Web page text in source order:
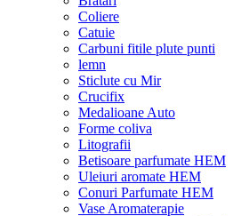
Coliere
Catuie
Carbuni fitile plute punti
lemn
Sticlute cu Mir
Crucifix
Medalioane Auto
Forme coliva
Litografii
Betisoare parfumate HEM
Uleiuri aromate HEM
Conuri Parfumate HEM
Vase Aromaterapie